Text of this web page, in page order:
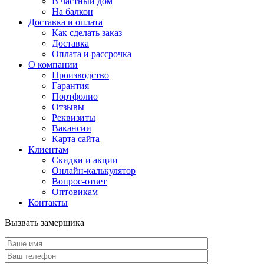
На балкон
Доставка и оплата
Как сделать заказ
Доставка
Оплата и рассрочка
О компании
Производство
Гарантия
Портфолио
Отзывы
Реквизиты
Вакансии
Карта сайта
Клиентам
Скидки и акции
Онлайн-калькулятор
Вопрос-ответ
Оптовикам
Контакты
Вызвать замерщика